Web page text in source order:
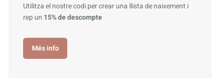
Utilitza el nostre codi per crear una llista de naixement i
rep un 15% de descompte
Més info